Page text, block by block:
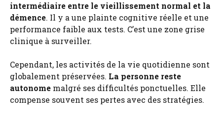
intermédiaire entre le vieillissement normal et la
démence. Il y a une plainte cognitive réelle et une
performance faible aux tests. C’est une zone grise
clinique à surveiller.
Cependant, les activités de la vie quotidienne sont
globalement préservées. La personne reste
autonome malgré ses difficultés ponctuelles. Elle
compense souvent ses pertes avec des stratégies.